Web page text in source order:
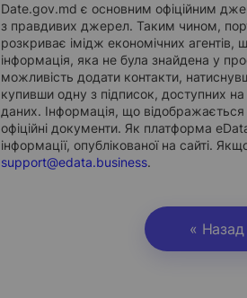
Date.gov.md є основним офіційним
з правдивих джерел. Таким чином,
розкриває імідж економічних
інформація, яка не була знайдена у
можливість додати контакти,
купивши одну з підписок, доступних на
даних. Інформація, що
офіційні документи. Як платформа
інформації, опублікованої на сайті.
support@edata.business.
« Назад